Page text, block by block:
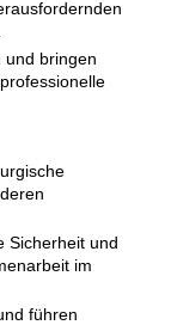
und bringen
Sicherheit und
im
führen